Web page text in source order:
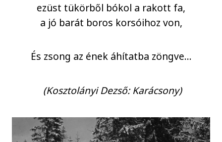
ezüst tükörből bókol a rakott fa,
a jó barát boros korsóihoz von,
És zsong az ének áhítatba zöngve…
(Kosztolányi Dezső: Karácsony)